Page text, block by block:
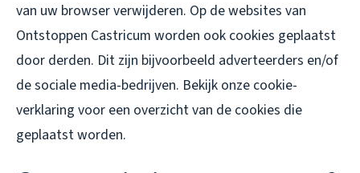
van uw browser verwijderen. Op de websites van
Ontstoppen Castricum worden ook cookies geplaatst
door derden. Dit zijn bijvoorbeeld adverteerders en/of
de sociale media-bedrijven. Bekijk onze cookie-
verklaring voor een overzicht van de cookies die
geplaatst worden.